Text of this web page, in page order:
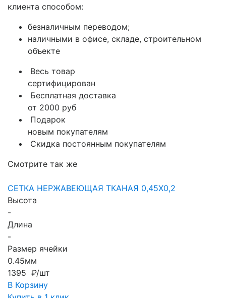
клиента способом:
безналичным переводом;
наличными в офисе, складе, строительном
объекте
Весь товар
сертифицирован
Бесплатная доставка
от 2000 руб
Подарок
новым покупателям
Скидка постоянным покупателям
Смотрите так же
СЕТКА НЕРЖАВЕЮЩАЯ ТКАНАЯ 0,45X0,2
Высота
-
Длина
-
Размер ячейки
0.45мм
1395 ₽/шт
В Корзину